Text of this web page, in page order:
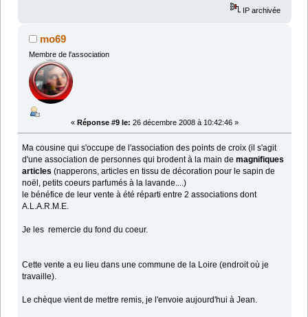
IP archivée
mo69
Membre de l'association
« Réponse #9 le: 26 décembre 2008 à 10:42:46 »
Ma cousine qui s'occupe de l'association des points de croix (il s'agit
d'une association de personnes qui brodent à la main demagnifiques
articles(napperons, articles en tissu de décoration pour le sapin de
noël, petits coeurs parfumés à la lavande....)
le bénéfice de leur vente à été réparti entre 2 associations dont
A.L.A.R.M.E.
Je les remercie du fond du coeur.
Cette vente a eu lieu dans une commune de la Loire (endroit où je
travaille).
Le chèque vient de mettre remis, je l'envoie aujourd'hui à Jean.